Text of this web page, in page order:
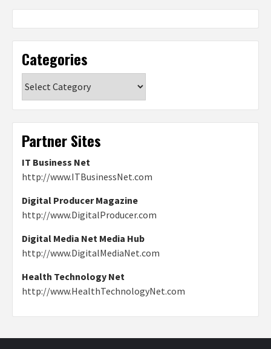
Categories
Partner Sites
IT Business Net
http://www.ITBusinessNet.com
Digital Producer Magazine
http://www.DigitalProducer.com
Digital Media Net Media Hub
http://www.DigitalMediaNet.com
Health Technology Net
http://www.HealthTechnologyNet.com